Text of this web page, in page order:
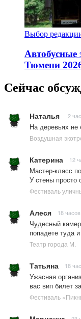
Выбор
Автобусные
Тюмени
Сейчас
Наталья 2
На деревьях
Воздушная
Катерина 12
Мастер-класс
У стены просто
Фестиваль
Алеся 18
Чудесный
попадете туда
Театр города М.
Татьяна 18
Ужасная
вас вип билет
Фестиваль